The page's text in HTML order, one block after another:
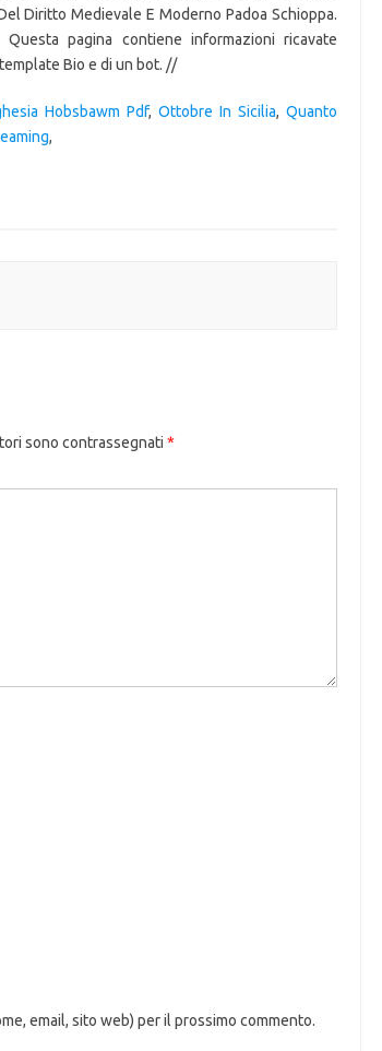
Diritto Medievale E Moderno Padoa Schioppa.
pagina contiene informazioni ricavate
Bio e di un bot. //
Hobsbawm Pdf, Ottobre In Sicilia, Quanto
,
sono contrassegnati *
email, sito web) per il prossimo commento.